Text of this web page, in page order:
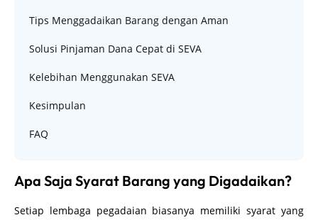
Tips Menggadaikan Barang dengan Aman
Solusi Pinjaman Dana Cepat di SEVA
Kelebihan Menggunakan SEVA
Kesimpulan
FAQ
Apa Saja Syarat Barang yang Digadaikan?
Setiap lembaga pegadaian biasanya memiliki syarat yang